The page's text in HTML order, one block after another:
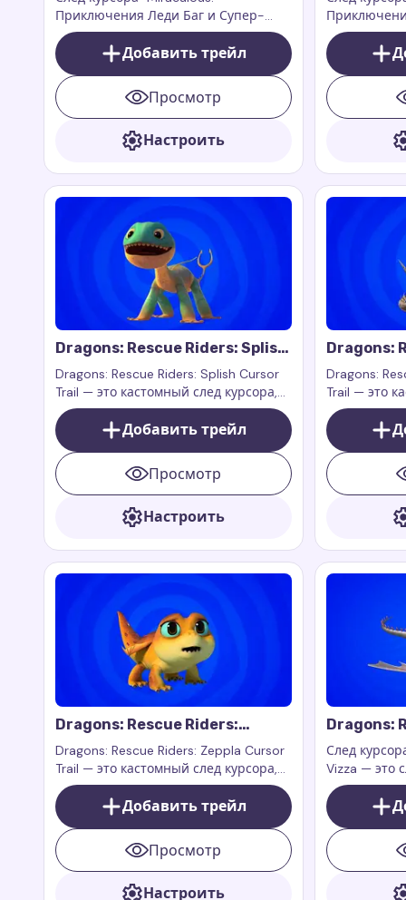
Приключения Леди Баг и Супер-
Кота: Плагг" — это игривое и
очаровательное дополнение для
вашего курсора, которое переносит
магию и юмор из популярного
мультсериала прямо на ваш экран.
Добавить трейл
Просмотр
Настроить
Бражник
Кота:
цифровой
приносит
главного
Dragons: Rescue Riders: Splish
Cursor Trail
Dragons: Rescue Riders: Splish Cursor
Trail — это кастомный след курсора,
вдохновленный персонажем
Сплішем из шоу Dragons: Rescue
Riders.
Добавить трейл
Просмотр
Настроить
Dragons:
Cutter
Dragons:
Trail — это
Каттером
Riders.
Dragons: Rescue Riders:
Zeppla Cursor Trail
Dragons: Rescue Riders: Zeppla Cursor
Trail — это кастомный след курсора,
вдохновленный персонажем
Зепплой из шоу Dragons: Rescue
Riders. Зеппла — это маленький,
быстрый и смелый дракон, который
всегда готов помочь своим друзьям.
Добавить трейл
Просмотр
Настроить
Dragons:
Cursor
След
Vizza — это
из
Rescue